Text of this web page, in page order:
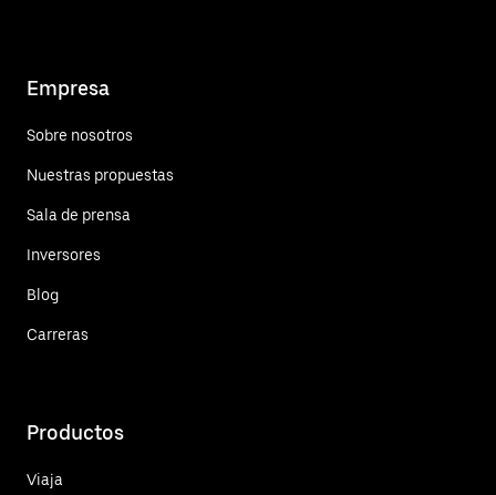
Empresa
Sobre nosotros
Nuestras propuestas
Sala de prensa
Inversores
Blog
Carreras
Productos
Viaja